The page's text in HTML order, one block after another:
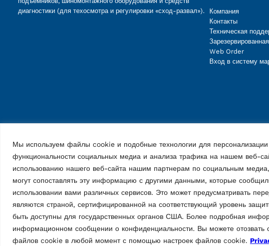
Мы используем файлы cookie и подобные технологии для персонализации
функциональности социальных медиа и анализа трафика на нашем
использованию нашего веб-сайта нашим партнерам по социальным
могут сопоставлять эту информацию с другими данными, которые
использовании вами различных сервисов. Это может предусматривать
являются страной, сертифицированной на соответствующий уровень
быть доступны для государственных органов США. Более подробная
информационном сообщении о конфиденциальности. Вы можете отозвать
файлов cookie в любой момент с помощью настроек файлов cookie.
диагностики (для техосмотра и регулировки «сход-развал»).
Компания
Контакты
Техническая
Web Order
Вход в систему
Vehicle Service Group Italy S.r.l., Via Filippo Brunelleschi 9, 44020 Ostellato
📞 +39.051.6781511, 📠 +39.051.846349, ✉ rav@ravaglioli.com